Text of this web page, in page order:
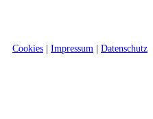
Cookies Impressum Datenschutz